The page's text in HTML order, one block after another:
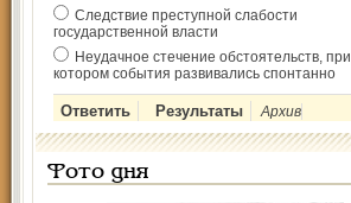
Следствие преступной слабости
государственной власти
Неудачное стечение обстоятельств, при
котором события развивались спонтанно
Архив
Фото дня